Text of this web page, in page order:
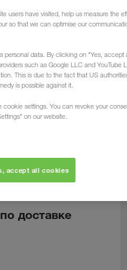
доставке
users have visited, help us measure the
so that we can optimise our
personal data. By clicking on "Yes, accept
such as Google LLC and YouTube
This is due to the fact that US
is possible against it.
cookie settings. You can revoke your
on our website.
accept all cookies